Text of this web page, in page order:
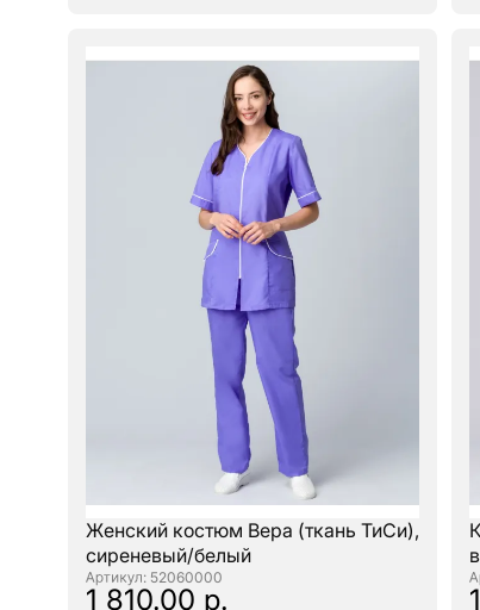
Женский костюм Вера (ткань ТиСи),
сиреневый/белый
: 52060000
1 810.00 р.